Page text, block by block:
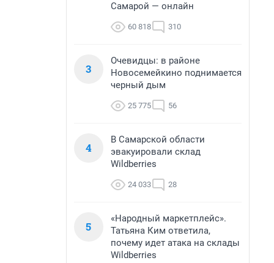
Самарой — онлайн
60 818 310
3
Очевидцы: в районе
Новосемейкино поднимается
черный дым
25 775 56
4
В Самарской области
эвакуировали склад
Wildberries
24 033 28
5
«Народный маркетплейс».
Татьяна Ким ответила,
почему идет атака на склады
Wildberries